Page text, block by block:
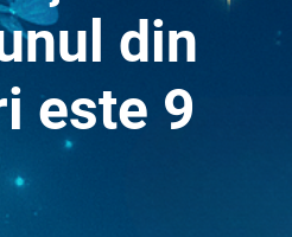
din
este 9